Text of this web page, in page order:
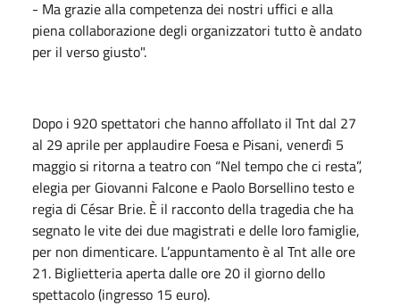
- Ma grazie alla competenza dei nostri uffici e alla
piena collaborazione degli organizzatori tutto è andato
per il verso giusto".
Dopo i 920 spettatori che hanno affollato il Tnt dal 27
al 29 aprile per applaudire Foesa e Pisani, venerdì 5
maggio si ritorna a teatro con “Nel tempo che ci resta”,
elegia per Giovanni Falcone e Paolo Borsellino testo e
regia di César Brie. È il racconto della tragedia che ha
segnato le vite dei due magistrati e delle loro famiglie,
per non dimenticare. L’appuntamento è al Tnt alle ore
21. Biglietteria aperta dalle ore 20 il giorno dello
spettacolo (ingresso 15 euro).